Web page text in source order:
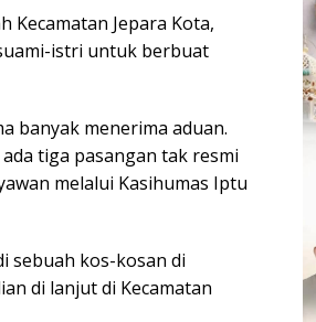
Kecamatan Jepara Kota,
istri untuk berbuat
banyak menerima aduan.
tiga pasangan tak resmi
melalui Kasihumas Iptu
sebuah kos-kosan di
di lanjut di Kecamatan